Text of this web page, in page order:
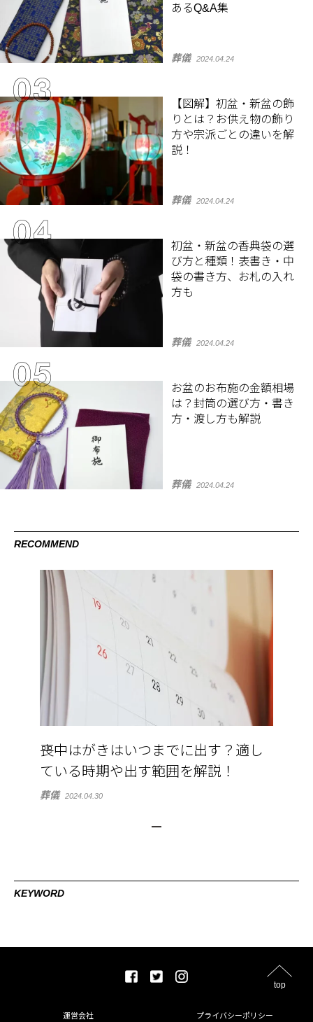
あるQ&A集
葬儀 2024.04.24
【図解】初盆・新盆の飾
りとは？お供え物の飾り
方や宗派ごとの違いを解
説！
葬儀 2024.04.24
初盆・新盆の香典袋の選
び方と種類！表書き・中
袋の書き方、お札の入れ
方も
葬儀 2024.04.24
お盆のお布施の金額相場
は？封筒の選び方・書き
方・渡し方も解説
葬儀 2024.04.24
RECOMMEND
喪中はがきはいつまでに出す？適し
ている時期や出す範囲を解説！
葬儀 2024.04.30
KEYWORD
top
運営会社 プライバシーポリシー